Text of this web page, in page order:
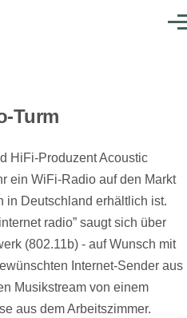
Turm
HiFi-Produzent Acoustic
ein WiFi-Radio auf den Markt
in Deutschland erhältlich ist.
radio” saugt sich über
(802.11b) - auf Wunsch mit
Internet-Sender aus
Musikstream von einem
aus dem Arbeitszimmer.